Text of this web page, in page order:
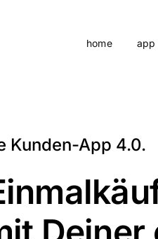
home app
Kunden-App 4.0.